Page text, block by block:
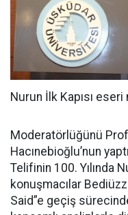
Nurun İlk Kapısı eseri
Moderatörlüğünü
Hacınebioğlu’nun
Telifinin 100. Yılında
konuşmacılar
Said”e geçiş